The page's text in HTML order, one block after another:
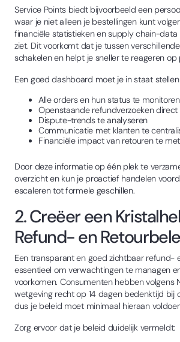
Service Points biedt bijvoorbeeld een
waar je niet alleen je bestellingen kunt
financiële statistieken en supply chain-data
ziet. Dit voorkomt dat je tussen
schakelen en helpt je sneller te reageren op
Een goed dashboard moet je in staat
Alle orders en hun status te monitoren
Openstaande refundverzoeken
Dispute-trends te analyseren
Communicatie met klanten te
Financiële impact van retouren te
Door deze informatie op één plek te
overzicht en kun je proactief handelen
escaleren tot formele geschillen.
2. Creëer een
Refund- en
Een transparant en goed zichtbaar refund-
essentieel om verwachtingen te managen
voorkomen. Consumenten hebben volgens
wetgeving recht op 14 dagen bedenktijd bij
dus je beleid moet minimaal hieraan
Zorg ervoor dat je beleid duidelijk vermeldt: